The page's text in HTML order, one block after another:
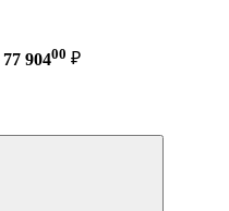
77 90400 ₽